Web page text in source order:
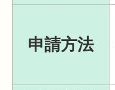
申請方法